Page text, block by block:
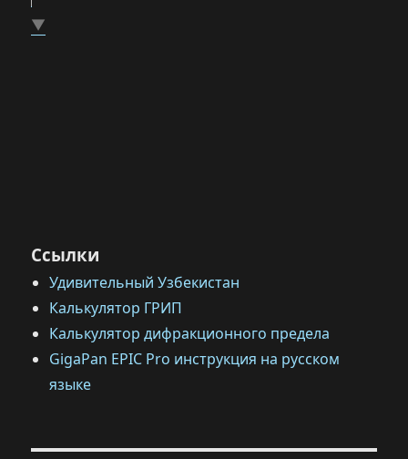
▼
Ссылки
Удивительный Узбекистан
Калькулятор ГРИП
Калькулятор дифракционного предела
GigaPan EPIC Pro инструкция на русском
языке